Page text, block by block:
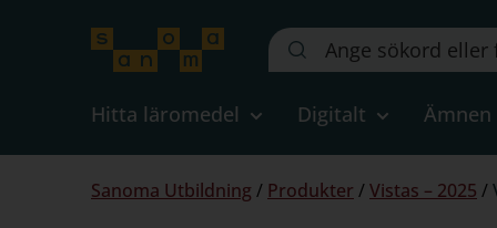
Sök
på
webbplatsen::
Hitta läromedel Digitalt Ämnen
Du
Sanoma Utbildning / Produkter /Vistas – 2025 /